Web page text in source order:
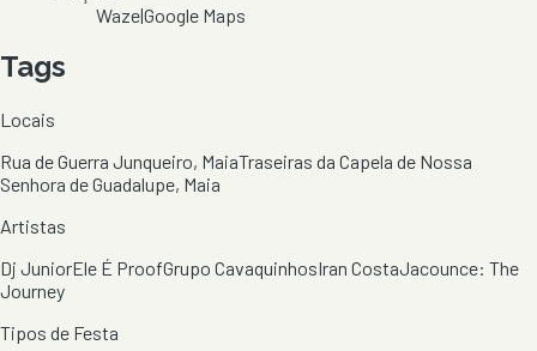
Waze|Google Maps
Tags
Locais
Rua de Guerra Junqueiro, MaiaTraseiras da Capela de Nossa
Senhora de Guadalupe, Maia
Artistas
Dj JuniorEle É ProofGrupo CavaquinhosIran CostaJacounce: The
Journey
Tipos de Festa